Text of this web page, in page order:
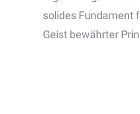
solides Fundament
Geist bewährter